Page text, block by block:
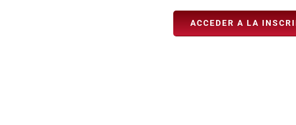
ACCEDER A LA